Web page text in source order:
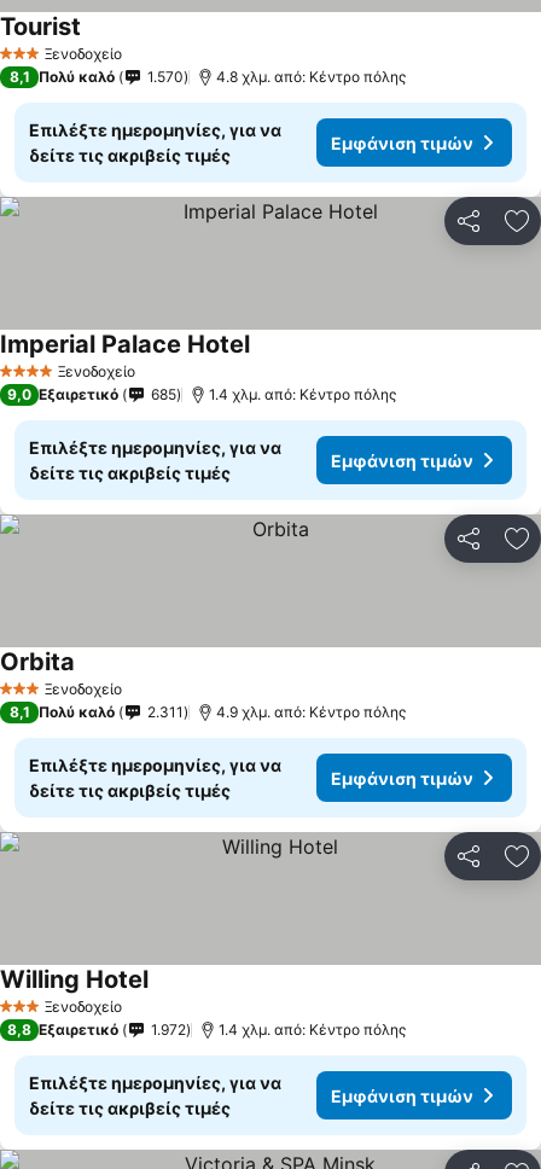
3 ΑστέριαΞενοδοχείο
Tourist
8,1 Πολύ καλό 1.570 4.8 χλμ. από: Κέντρο πόλης
Επιλέξτε ημερομηνίες, για να
δείτε τις ακριβείς τιμές
Εμφάνιση τιμών
4 ΑστέριαΞενοδοχείο
Imperial Palace HotelΕμφάνιση τιμών
9,0 Εξαιρετικό 685 1.4 χλμ. από: Κέντρο πόλης
Επιλέξτε ημερομηνίες, για να
δείτε τις ακριβείς τιμές
Εμφάνιση τιμών
3 ΑστέριαΞενοδοχείο
Orbita
8,1 Πολύ καλό 2.311 4.9 χλμ. από: Κέντρο πόλης
Επιλέξτε ημερομηνίες, για να
δείτε τις ακριβείς τιμές
Εμφάνιση τιμών
3 ΑστέριαΞενοδοχείο
Willing HotelΕμφάνιση τιμών
8,8 Εξαιρετικό 1.972 1.4 χλμ. από: Κέντρο πόλης
Επιλέξτε ημερομηνίες, για να
δείτε τις ακριβείς τιμές
Εμφάνιση τιμών